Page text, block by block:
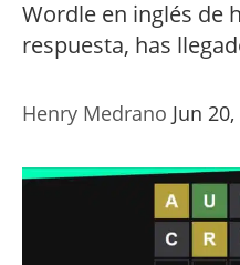
Wordle en inglés de
respuesta, has
Henry Medrano Jun